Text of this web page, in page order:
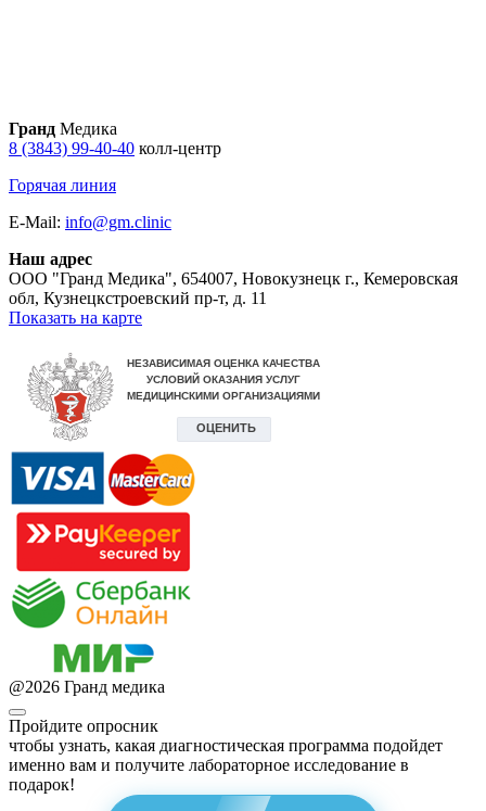
Гранд Медика
8 (3843) 99-40-40 колл-центр
Горячая линия
E-Mail: info@gm.clinic
Наш адрес
ООО "Гранд Медика", 654007, Новокузнецк г., Кемеровская
обл, Кузнецкстроевский пр-т, д. 11
Показать на карте
@2026 Гранд медика
Пройдите опросник
чтобы узнать, какая диагностическая программа подойдет
именно вам и получите лабораторное исследование в
подарок!